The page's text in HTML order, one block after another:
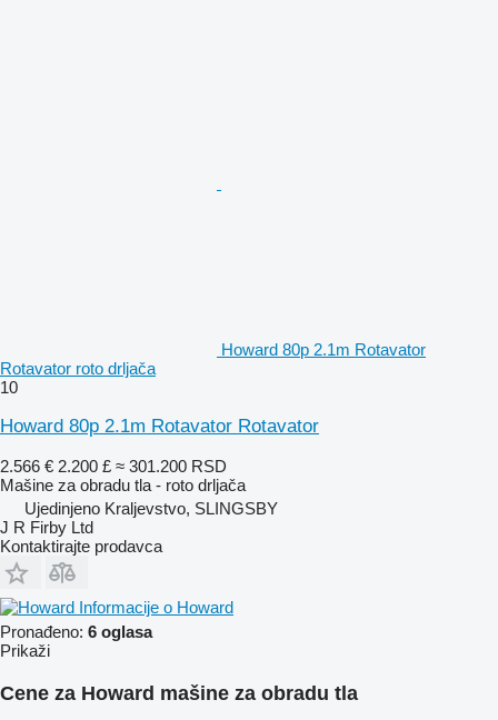
Howard 80p 2.1m Rotavator
Rotavator roto drljača
10
Howard 80p 2.1m Rotavator Rotavator
2.566 € 2.200 £ ≈ 301.200 RSD
Mašine za obradu tla - roto drljača
Ujedinjeno Kraljevstvo, SLINGSBY
J R Firby Ltd
Kontaktirajte prodavca
Informacije o Howard
Pronađeno: 6 oglasa
Prikaži
Cene za Howard mašine za obradu tla